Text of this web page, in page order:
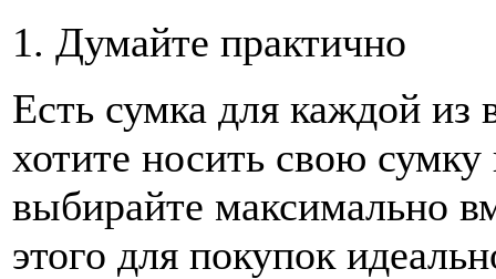
1. Думайте практично
Есть сумка для каждой
хотите носить свою
выбирайте максимально
этого для покупок